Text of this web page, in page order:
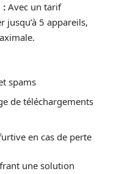
: Avec un tarif
5 appareils,
spams
de téléchargements
en cas de perte
une solution